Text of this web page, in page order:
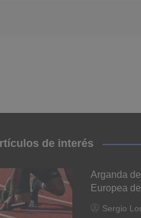
de interés
Arganda
Europea
Sergio